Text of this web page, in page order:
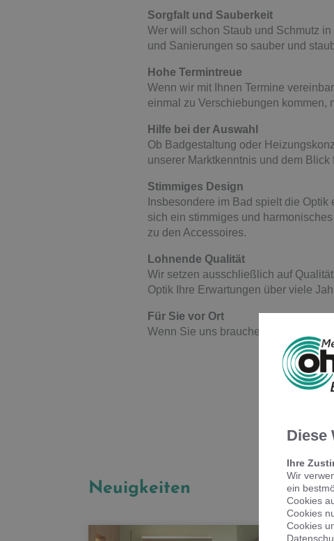
Sorgfalt und Sauberkeit
Wer will schon Staub und Schmutz
und Sanierungen so sauber und
Hohe Termintreue
Wenn wir mit Ihnen Termine
einmal zu Verschiebungen kommen,
Hilfe bei der Auswahl
Ob Badgestaltung oder
unserer Marktkenntnis und dem
Stimmiges Design
Insbesondere im Bad spielt die
sich ein stimmiges und
zu den Accessoires.
Lohnende Qualität
Wir setzen ausschließlich auf
Optik Ihre Erwartungen über viele
Für Sie vor Ort
Wenn Sie uns brauchen, sind
Neuigkeiten
Diese
Ihre
Wir
ein
Cookies
Cookies
Cookies